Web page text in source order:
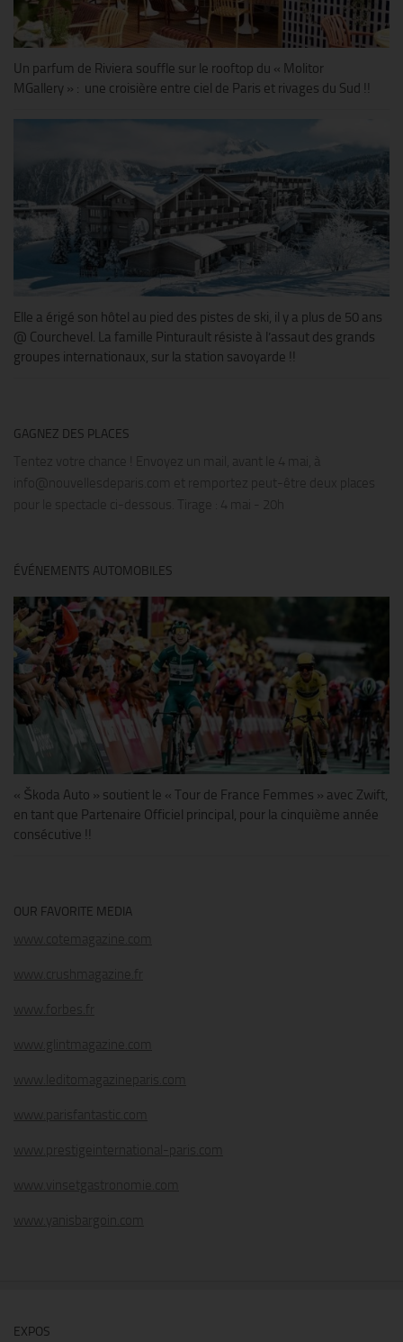
Un parfum de Riviera souffle sur le rooftop du « Molitor
MGallery » : une croisière entre ciel de Paris et rivages du Sud !!
Elle a érigé son hôtel au pied des pistes de ski, il y a plus de 50 ans
@ Courchevel. La famille Pinturault résiste à l’assaut des grands
groupes internationaux, sur la station savoyarde !!
GAGNEZ DES PLACES
Tentez votre chance ! Envoyez un mail, avant le 4 mai, à
info@nouvellesdeparis.com et remportez peut-être deux places
pour le spectacle ci-dessous. Tirage : 4 mai - 20h
ÉVÉNEMENTS AUTOMOBILES
« Škoda Auto » soutient le « Tour de France Femmes » avec Zwift,
en tant que Partenaire Officiel principal, pour la cinquième année
consécutive !!
OUR FAVORITE MEDIA
www.cotemagazine.com
www.crushmagazine.fr
www.forbes.fr
www.glintmagazine.com
www.leditomagazineparis.com
www.parisfantastic.com
www.prestigeinternational-paris.com
www.vinsetgastronomie.com
www.yanisbargoin.com
EXPOS